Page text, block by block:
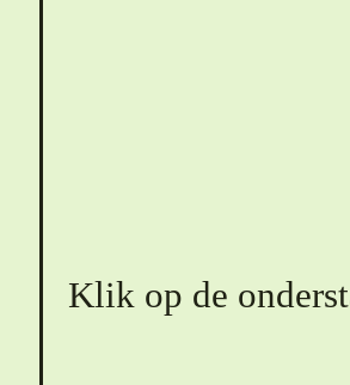
Klik op de